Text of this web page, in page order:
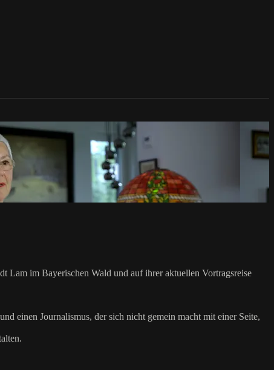
Lam im Bayerischen Wald und auf ihrer aktuellen Vortragsreise
einen Journalismus, der sich nicht gemein macht mit einer Seite,